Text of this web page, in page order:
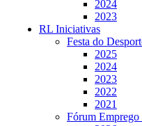
2024
2023
RL Iniciativas
Festa do
2025
2024
2023
2022
2021
Fórum Emprego